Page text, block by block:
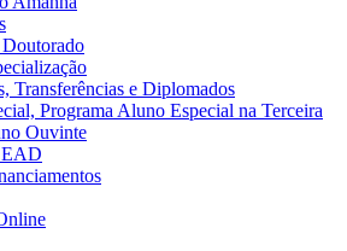
Transferências e Diplomados
Programa Aluno Especial na Terceira
Ouvinte
EAD